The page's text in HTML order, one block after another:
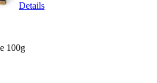
Details
100g